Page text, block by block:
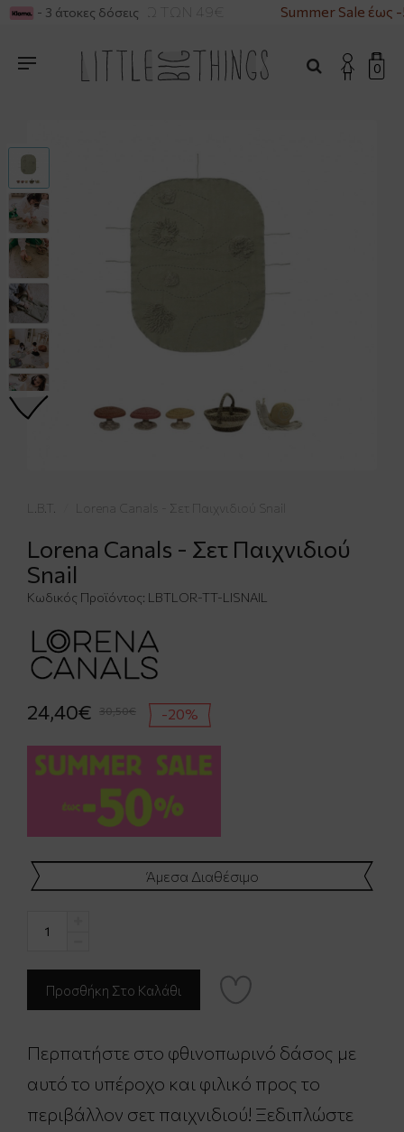
ΓΙΑ ΑΓΟΡΕΣ ΑΝΩ ΤΩΝ 49€ Summer Sale έως -
- 3 άτοκες δόσεις
0
L.B.T. Lorena Canals - Σετ Παιχνιδιού Snail
Lorena Canals - Σετ Παιχνιδιού
Snail
Κωδικός Προϊόντος: LBTLOR-TT-LISNAIL
24,40€ 30,50€ -20%
Άμεσα Διαθέσιμο
Περπατήστε στο φθινοπωρινό δάσος με
αυτό το υπέροχο και φιλικό προς το
περιβάλλον σετ παιχνιδιού! Ξεδιπλώστε